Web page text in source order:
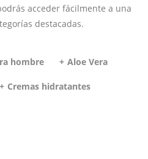
acceder fácilmente a una
destacadas.
hombre Aloe Vera
Cremas hidratantes